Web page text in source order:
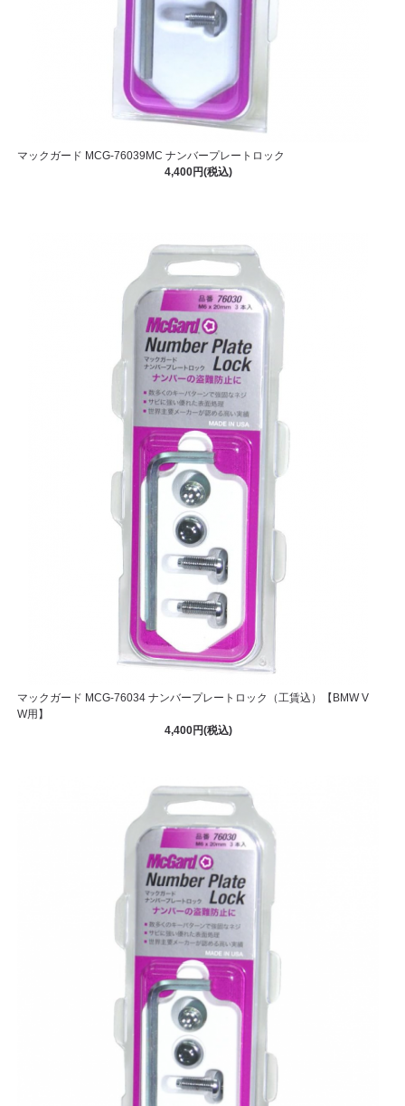
マックガード MCG-76039MC ナンバープレートロック
4,400円(税込)
マックガード MCG-76034 ナンバープレートロック（工賃込）【BMW V
W用】
4,400円(税込)